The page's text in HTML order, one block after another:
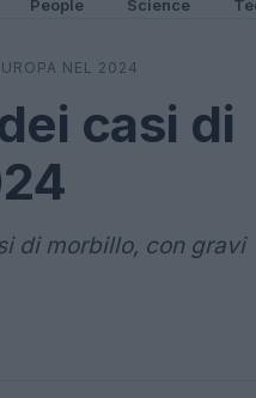
People Science
NEL 2024
casi di
di morbillo, con gravi